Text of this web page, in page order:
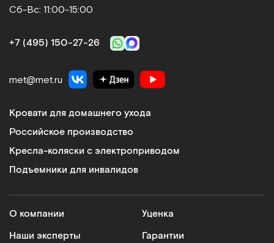
Dr.Fischer
Под заказАрт.
Сб-Вс: 11:00-15:00
+7 (495) 150‑27‑26
met@met.ru
Кровати для домашнего ухода
Российское производство
Кресла-коляски с электроприводом
Подъемники для инвалидов
О компании
Наши эксперты
Уценка
Гарантии